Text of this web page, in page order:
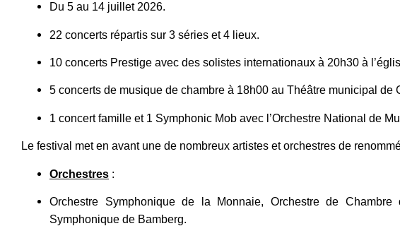
Du 5 au 14 juillet 2026.
22 concerts répartis sur 3 séries et 4 lieux.
10 concerts Prestige avec des solistes internationaux à 20h30 à
5 concerts de musique de chambre à 18h00 au Théâtre municipal de
1 concert famille et 1 Symphonic Mob avec l’Orchestre National de
Le festival met en avant une de nombreux artistes et orchestres de
Orchestres :
Orchestre Symphonique de la Monnaie, Orchestre de
Symphonique de Bamberg. ​